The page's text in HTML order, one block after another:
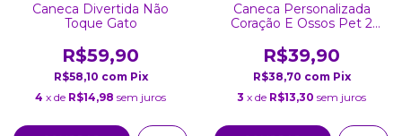
Caneca Divertida Não
Toque Gato
R$59,90
R$58,10 com Pix
4 x de R$14,98 sem juros
Caneca Personalizada
Coração E Ossos Pet 2
R$39,90
R$38,70 com Pix
3 x de R$13,30 sem juros